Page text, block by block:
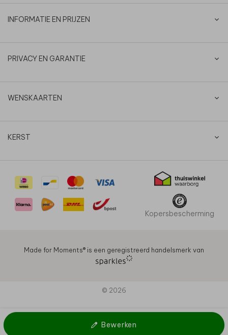
Bewerken
INFORMATIE EN PRIJZEN
PRIVACY EN GARANTIE
WENSKAARTEN
KERST
Kopersbescherming
Made for Moments®️ is een geregistreerd handelsmerk van
© 2026